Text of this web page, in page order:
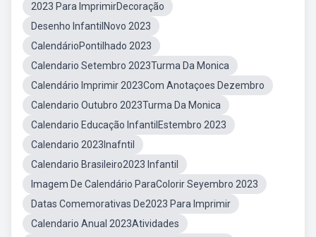
2023 Para ImprimirDecoração
Desenho InfantilNovo 2023
CalendárioPontilhado 2023
Calendario Setembro 2023Turma Da Monica
Calendário Imprimir 2023Com Anotaçoes Dezembro
Calendario Outubro 2023Turma Da Monica
Calendario Educação InfantilEstembro 2023
Calendario 2023Inafntil
Calendario Brasileiro2023 Infantil
Imagem De Calendário ParaColorir Seyembro 2023
Datas Comemorativas De2023 Para Imprimir
Calendario Anual 2023Atividades